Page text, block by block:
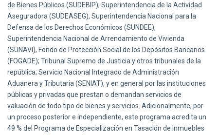
de Bienes Públicos (SUDEBIP); Superintendencia de la Actividad
Aseguradora (SUDEASEG), Superintendencia Nacional para la
Defensa de los Derechos Económicos (SUNDEE),
Superintendencia Nacional de Arrendamiento de Vivienda
(SUNAVI), Fondo de Protección Social de los Depósitos Bancarios
(FOGADE); Tribunal Supremo de Justicia y otros tribunales de la
república; Servicio Nacional Integrado de Administración
Aduanera y Tributaria (SENIAT), y en general por las instituciones
públicas y privadas que prestan o demandan servicios de
valuación de todo tipo de bienes y servicios. Adicionalmente, por
un proceso posterior e independiente, este programa acredita un
49 % del Programa de Especialización en Tasación de Inmuebles